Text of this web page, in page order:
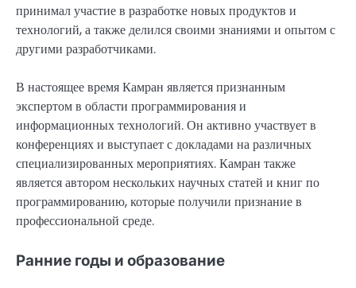
принимал участие в разработке новых продуктов и
технологий, а также делился своими знаниями и опытом с
другими разработчиками.
В настоящее время Камран является признанным
экспертом в области программирования и
информационных технологий. Он активно участвует в
конференциях и выступает с докладами на различных
специализированных мероприятиях. Камран также
является автором нескольких научных статей и книг по
программированию, которые получили признание в
профессиональной среде.
Ранние годы и образование